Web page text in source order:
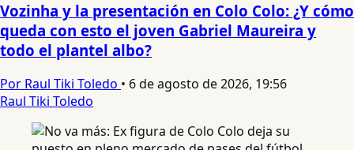
Vozinha y la presentación en Colo Colo: ¿Y cómo
queda con esto el joven Gabriel Maureira y
todo el plantel albo?
Por Raul Tiki Toledo • 6 de agosto de 2026, 19:56
Raul Tiki Toledo